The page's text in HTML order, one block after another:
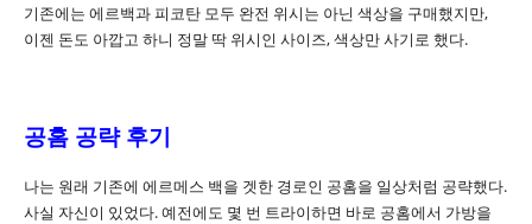
기존에는 에르백과 피코탄 모두 완전 위시는 아닌 색상을 구매했지만,
이젠 돈도 아깝고 하니 정말 딱 위시인 사이즈, 색상만 사기로 했다.
공홈 공략 후기
나는 원래 기존에 에르메스 백을 겟한 경로인 공홈을 일상처럼 공략했다.
사실 자신이 있었다. 예전에도 몇 번 트라이하면 바로 공홈에서 가방을